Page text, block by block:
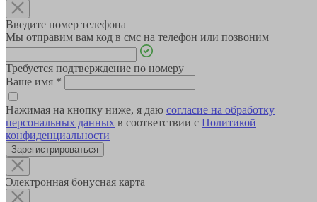
Введите номер телефона
Мы отправим вам код в смс на телефон или позвоним
Требуется подтверждение по номеру
Ваше имя *
Нажимая на кнопку ниже, я даю согласие на обработку
персональных данных в соответствии с Политикой
конфиденциальности
Зарегистрироваться
Электронная бонусная карта